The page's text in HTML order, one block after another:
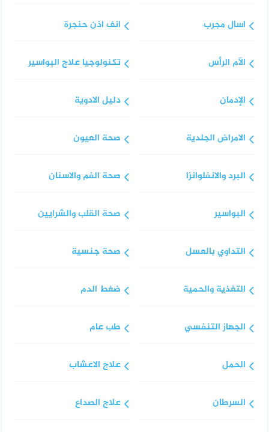
اسال مجرب
الآم الرأس
الإدمان
الامراض الجلدية
البرد والانفلوانزا
البواسير
التداوي بالعسل
التغذية والحمية
الجهاز التنفسي
الحمل
السرطان
انف اذن حنجرة
تكنولوجيا علاج البواسير
دليل الادوية
صحة العيون
صحة الفم والاسنان
صحة القلب والشرايين
صحة جنسية
ضغط الدم
طب عام
علاج الاعشاب
علاج الصداع